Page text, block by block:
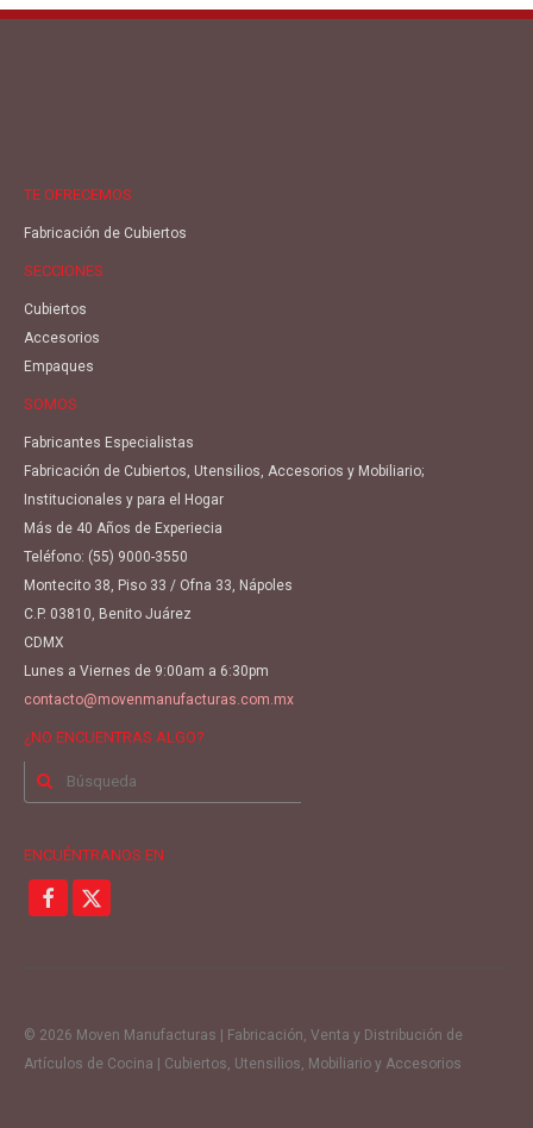
TE OFRECEMOS
Fabricación de Cubiertos
SECCIONES
Cubiertos
Accesorios
Empaques
SOMOS
Fabricantes Especialistas
Fabricación de Cubiertos, Utensilios, Accesorios y Mobiliario;
Institucionales y para el Hogar
Más de 40 Años de Experiecia
Teléfono: (55) 9000-3550
Montecito 38, Piso 33 / Ofna 33, Nápoles
C.P. 03810, Benito Juárez
CDMX
Lunes a Viernes de 9:00am a 6:30pm
contacto@movenmanufacturas.com.mx
¿NO ENCUENTRAS ALGO?
Buscar
ENCUÉNTRANOS EN
© 2026 Moven Manufacturas | Fabricación, Venta y Distribución de
Artículos de Cocina | Cubiertos, Utensilios, Mobiliario y Accesorios